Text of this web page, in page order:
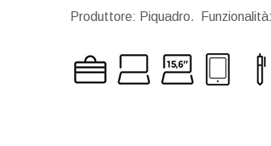
Produttore: Piquadro.